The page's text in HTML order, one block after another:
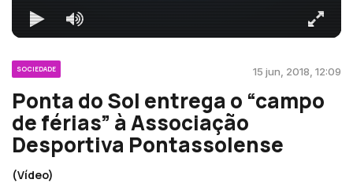
SOCIEDADE 15 jun, 2018, 12:09
Ponta do Sol entrega o “campo
de férias” à Associação
Desportiva Pontassolense
(Vídeo)